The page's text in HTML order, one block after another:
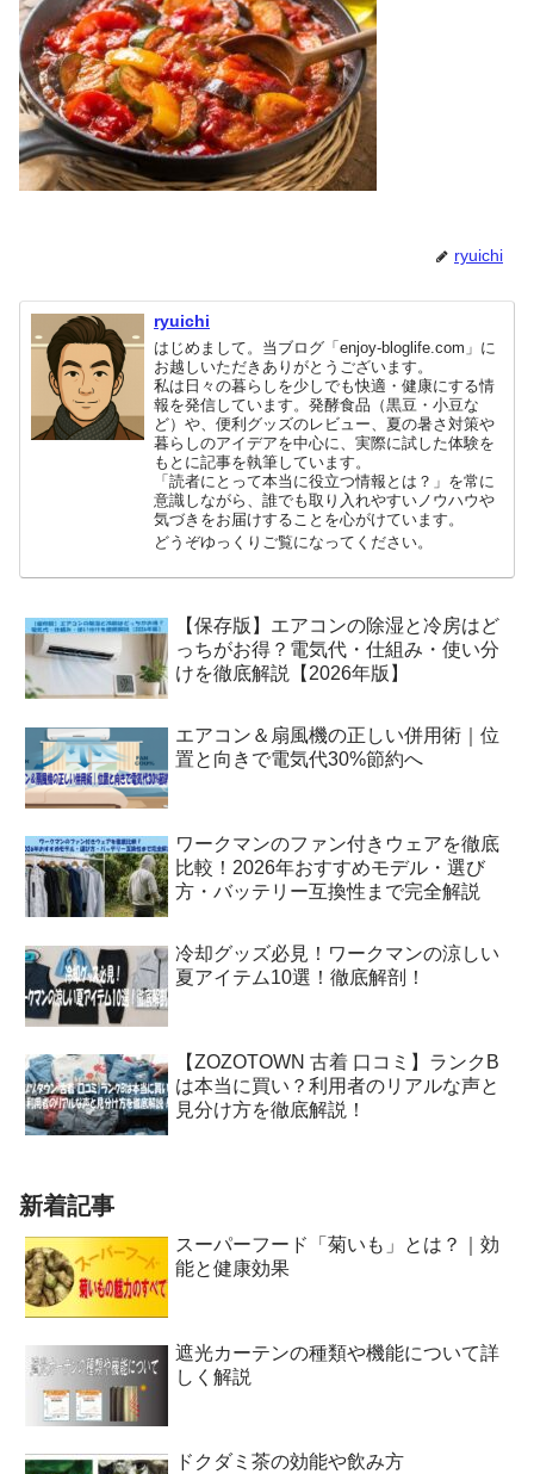
ryuichi
ryuichi
はじめまして。当ブログ「enjoy-bloglife.com」に
お越しいただきありがとうございます。
私は日々の暮らしを少しでも快適・健康にする情
報を発信しています。発酵食品（黒豆・小豆な
ど）や、便利グッズのレビュー、夏の暑さ対策や
暮らしのアイデアを中心に、実際に試した体験を
もとに記事を執筆しています。
「読者にとって本当に役立つ情報とは？」を常に
意識しながら、誰でも取り入れやすいノウハウや
気づきをお届けすることを心がけています。
どうぞゆっくりご覧になってください。
【保存版】エアコンの除湿と冷房はど
っちがお得？電気代・仕組み・使い分
けを徹底解説【2026年版】
エアコン＆扇風機の正しい併用術｜位
置と向きで電気代30%節約へ
ワークマンのファン付きウェアを徹底
比較！2026年おすすめモデル・選び
方・バッテリー互換性まで完全解説
冷却グッズ必見！ワークマンの涼しい
夏アイテム10選！徹底解剖！
【ZOZOTOWN 古着 口コミ】ランクB
は本当に買い？利用者のリアルな声と
見分け方を徹底解説！
新着記事
スーパーフード「菊いも」とは？｜効
能と健康効果
遮光カーテンの種類や機能について詳
しく解説
ドクダミ茶の効能や飲み方